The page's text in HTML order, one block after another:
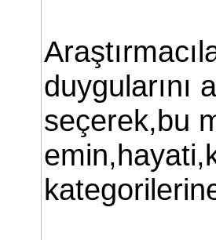
duygularını
seçerek,bu